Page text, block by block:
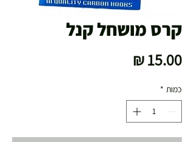
קרס מושחל קנל
כמות *